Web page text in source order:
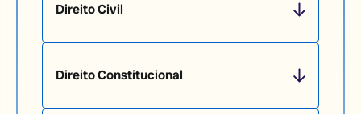
Direito Civil
Direito Constitucional